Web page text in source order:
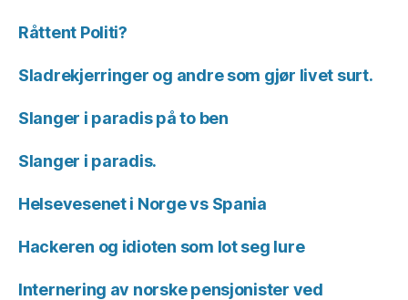
Råttent Politi?
Sladrekjerringer og andre som gjør livet surt.
Slanger i paradis på to ben
Slanger i paradis.
Helsevesenet i Norge vs Spania
Hackeren og idioten som lot seg lure
Internering av norske pensjonister ved